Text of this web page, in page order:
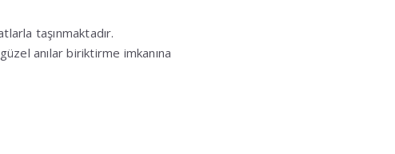
taşınmaktadır.
anılar biriktirme imkanına